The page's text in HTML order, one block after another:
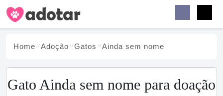
Home Adoção Gatos Ainda sem nome
Gato Ainda sem nome para doação